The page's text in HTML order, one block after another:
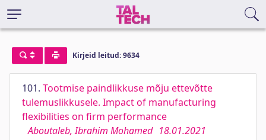
Kirjeid leitud: 9634
101. Tootmise paindlikkuse mõju ettevõtte
tulemuslikkusele. Impact of manufacturing
flexibilities on firm performance
Aboutaleb, Ibrahim Mohamed 18.01.2021